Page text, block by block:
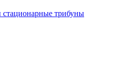
трибуны